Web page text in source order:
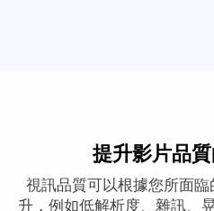
提升影片品
視訊品質可以根據您所面
升，例如低解析度、雜訊、